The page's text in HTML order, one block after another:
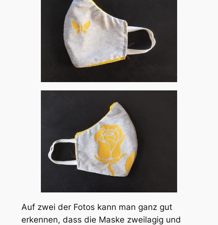
Auf zwei der Fotos kann man ganz gut
erkennen, dass die Maske zweilagig und